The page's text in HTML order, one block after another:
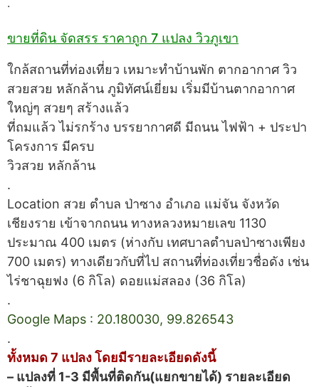
.
ขายที่ดิน จัดสรร ราคาถูก 7 แปลง วิวภูเขา
ใกล้สถานที่ท่องเที่ยว เหมาะทำบ้านพัก ตากอากาศ วิว
สวยสวย หลักล้าน ภูมิทัศน์เยี่ยม เริ่มมีบ้านตากอากาศ
ใหญ่ๆ สวยๆ สร้างแล้ว
ที่ถมแล้ว ไม่รกร้าง บรรยากาศดี มีถนน ไฟฟ้า + ประปา
โครงการ มีครบ
วิวสวย หลักล้าน
.
Location สวย ตำบล ป่าซาง อำเภอ แม่จัน จังหวัด
เชียงราย เข้าจากถนน ทางหลวงหมายเลข 1130
ประมาณ 400 เมตร (ห่างกับ เทศบาลตำบลป่าซางเพียง
700 เมตร) ทางเดียวกับที่ไป สถานที่ท่องเที่ยวชื่อดัง เช่น
ไร่ชาฉุยฟง (6 กิโล) ดอยแม่สลอง (36 กิโล)
.
Google Maps : 20.180030, 99.826543
.
ทั้งหมด 7 แปลง โดยมีรายละเอียดดังนี้
– แปลงที่ 1-3 มีพื้นที่ติดกัน(แยกขายได้) รายละเอียด